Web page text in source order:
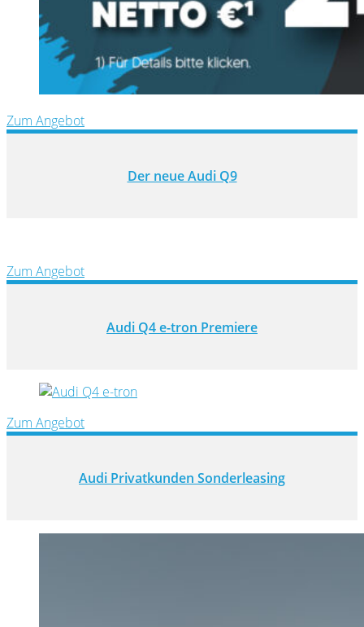
Zum Angebot
Der neue Audi Q9
Zum Angebot
Audi Q4 e-tron Premiere
Zum Angebot
Audi Privatkunden Sonderleasing